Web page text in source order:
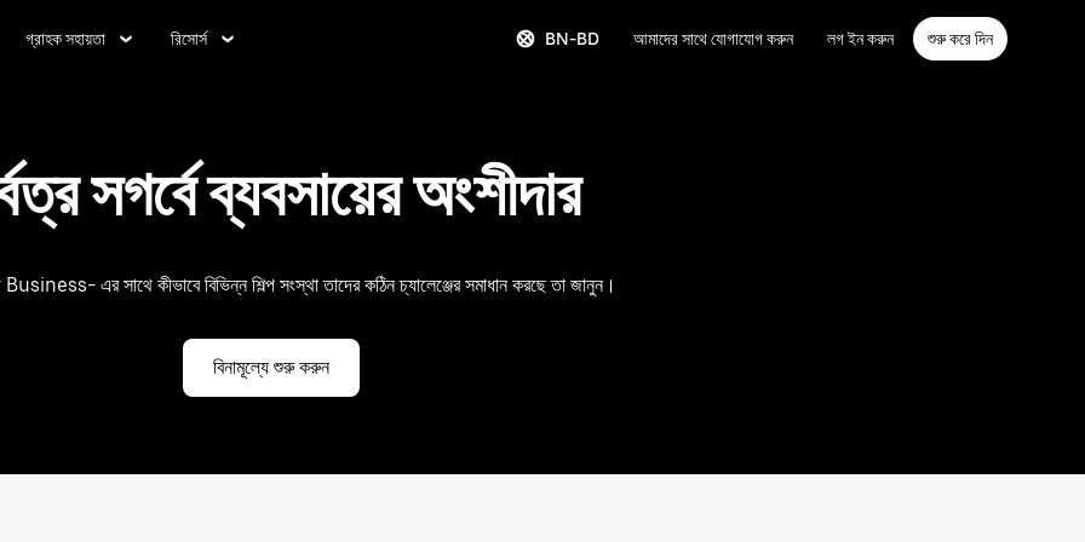
গ্রাহক সহায়তা রিসোর্স BN-BD আমাদের সাথে যোগাযোগ করুন লগ ইন করুন শুরু করে দিন
সগর্বে ব্যবসায়ের অংশীদার
এর সাথে কীভাবে বিভিন্ন শিল্প সংস্থা তাদের কঠিন চ্যালেঞ্জের সমাধান করছে তা জানুন।
বিনামূল্যে শুরু করুন